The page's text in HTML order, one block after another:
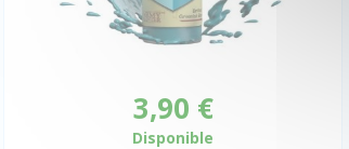
3,90 €
Disponible